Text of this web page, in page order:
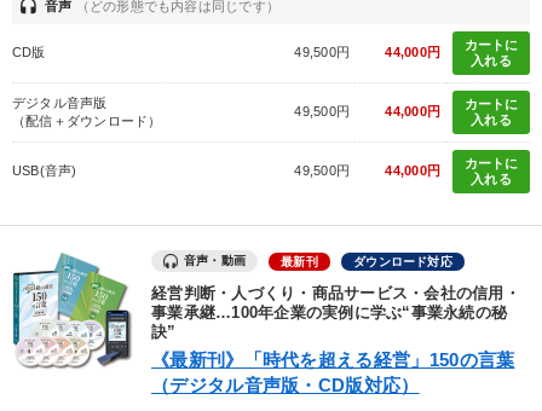
【2月】音声・映像
最新トレンドと時代の潮流を押さえる
組織と人を動かすマネジメント力を磨く
製造業 卸売・小売・飲食業 建設・不動産業
IT・サービス・金融業
headset 音声 （どの形態でも内容は同じです）
CD版 49,500円 44,000円
カートに
入れる
デジタル音声版
（配信＋ダウンロード）
49,500円 44,000円
カートに
入れる
USB(音声) 49,500円 44,000円
カートに
入れる
音声・動画 最新刊 ダウンロード対応
経営判断・人づくり・商品サービス・会社の信用・
事業承継…100年企業の実例に学ぶ“事業永続の秘
訣”
《最新刊》「時代を超える経営」150の言葉
（デジタル音声版・CD版対応）